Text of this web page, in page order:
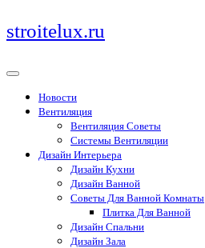
Перейти
к
stroitelux.ru
Новости
Вентиляция
Вентиляция Советы
Системы Вентиляции
Дизайн Интерьера
Дизайн Кухни
Дизайн Ванной
Советы Для Ванной Комнаты
Плитка Для Ванной
Дизайн Спальни
Дизайн Зала